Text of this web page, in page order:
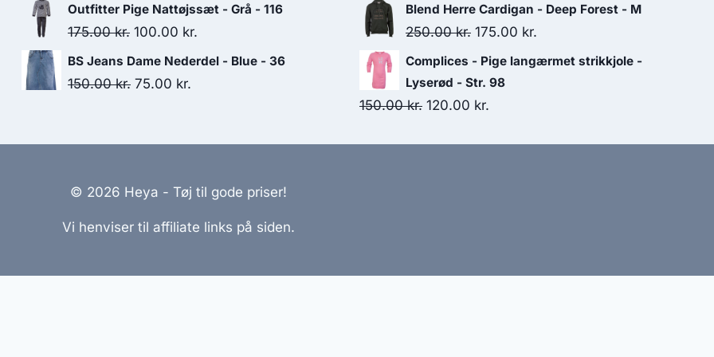
price
was:
price
Outfitter Pige Nattøjssæt - Grå - 116
175.00kr. Original
price
was:
100.00 kr.
price
BS Jeans Dame Nederdel - Blue - 36
150.00kr. Original
75.00 kr.
price
was:
price
Blend Herre Cardigan - Deep Forest - M
250.00kr. Original
price
was:
250.00 kr..
175.00 kr.
price
Complices - Pige langærmet strikkjole -
Lyserød - Str. 98
150.00kr. Original
120.00 kr.
© 2026 Heya - Tøj til gode priser!
Vi henviser til affiliate links på siden.